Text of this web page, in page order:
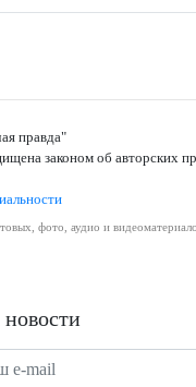
правда"
законом об авторских
фото, аудио и